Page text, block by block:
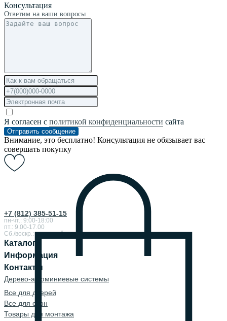
+7 (812) 385-51-15
пн-чт.: 9:00-18:00
пт.: 9.00-17.00
Сб./воскр.: выходной
Каталог
Информация
Контакты
Дерево-алюминиевые системы
Все для дверей
Все для окон
Товары для монтажа
Консультация
Ответим на ваши вопросы
Я согласен с политикой конфиденциальности сайта
Отправить сообщение
Внимание, это бесплатно! Консультация не обязывает вас
совершать покупку